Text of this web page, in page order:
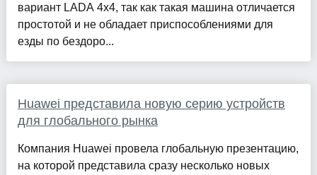
вариант LADA 4x4, так как такая машина отличается
простотой и не обладает приспособлениями для
езды по бездоро...
Huawei представила новую серию устройств
для глобального рынка
Компания Huawei провела глобальную презентацию,
на которой представила сразу несколько новых